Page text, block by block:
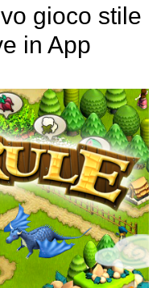
gioco stile
in App